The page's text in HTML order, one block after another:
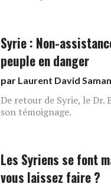
Syrie : Non-
peuple en danger
par Laurent David
De retour de Syrie, le Dr.
son témoignage.
Les Syriens se font
vous laissez faire ?